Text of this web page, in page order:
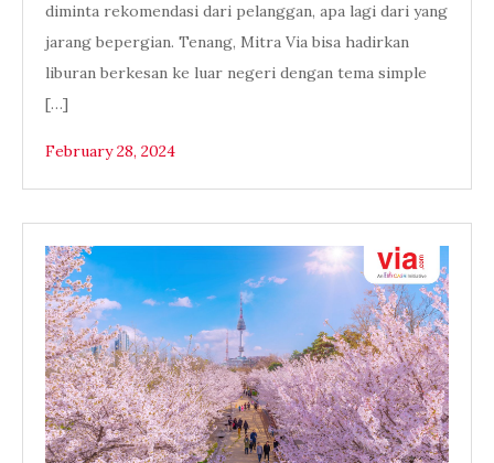
diminta rekomendasi dari pelanggan, apa lagi dari yang
jarang bepergian. Tenang, Mitra Via bisa hadirkan
liburan berkesan ke luar negeri dengan tema simple
[…]
February 28, 2024